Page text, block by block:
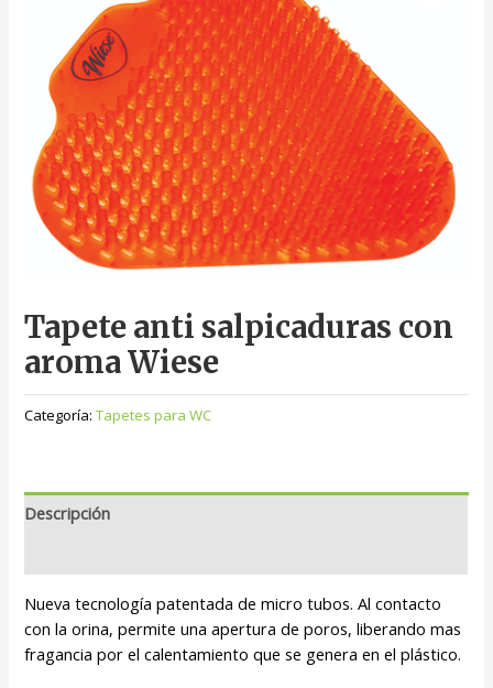
Tapete anti salpicaduras con
aroma Wiese
Categoría:Tapetes para WC
Descripción
Nueva tecnología patentada de micro tubos. Al contacto
con la orina, permite una apertura de poros, liberando mas
fragancia por el calentamiento que se genera en el plástico.